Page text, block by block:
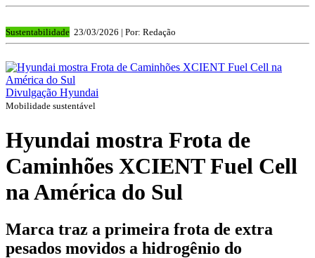
Sustentabilidade 23/03/2026 | Por: Redação
Divulgação Hyundai
Mobilidade sustentável
Hyundai mostra Frota de
Caminhões XCIENT Fuel Cell
na América do Sul
Marca traz a primeira frota de extra
pesados movidos a hidrogênio do